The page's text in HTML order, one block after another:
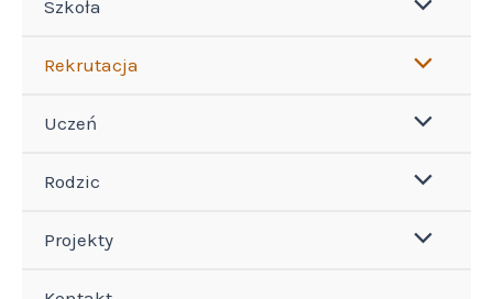
Szkoła
Rekrutacja
Uczeń
Rodzic
Projekty